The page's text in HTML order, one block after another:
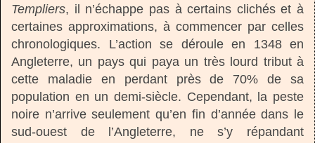
Templiers, il n’échappe pas à certains clichés et à
certaines approximations, à commencer par celles
chronologiques. L’action se déroule en 1348 en
Angleterre, un pays qui paya un très lourd tribut à
cette maladie en perdant près de 70% de sa
population en un demi-siècle. Cependant, la peste
noire n’arrive seulement qu’en fin d’année dans le
sud-ouest de l’Angleterre, ne s’y répandant